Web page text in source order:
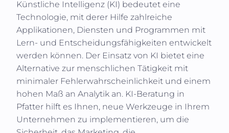
Künstliche Intelligenz (KI) bedeutet eine
Technologie, mit derer Hilfe zahlreiche
Applikationen, Diensten und Programmen mit
Lern- und Entscheidungsfähigkeiten entwickelt
werden können. Der Einsatz von KI bietet eine
Alternative zur menschlichen Tätigkeit mit
minimaler Fehlerwahrscheinlichkeit und einem
hohen Maß an Analytik an. KI-Beratung in
Pfatter hilft es Ihnen, neue Werkzeuge in Ihrem
Unternehmen zu implementieren, um die